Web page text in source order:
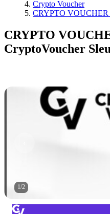
Crypto Voucher
CRYPTO
CRYPTO
CryptoVoucher
1/2